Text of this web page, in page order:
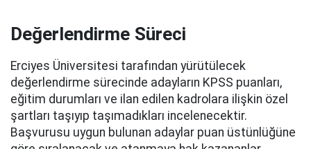
Değerlendirme Süreci
Erciyes Üniversitesi tarafından yürütülecek
değerlendirme sürecinde adayların KPSS puanları,
eğitim durumları ve ilan edilen kadrolara ilişkin özel
şartları taşıyıp taşımadıkları incelenecektir.
Başvurusu uygun bulunan adaylar puan üstünlüğüne